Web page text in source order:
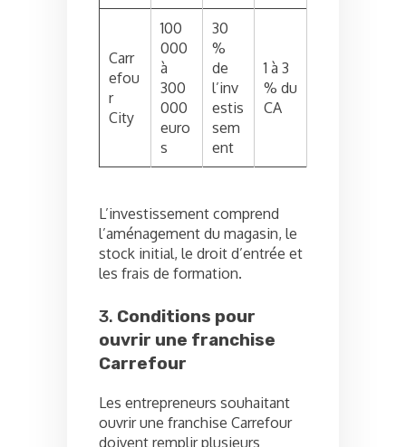
Carr
efou
r
City
100
000
à
300
000
euro
s
30
%
de
l’inv
estis
sem
ent
1 à 3
% du
CA
L’investissement comprend
l’aménagement du magasin, le
stock initial, le droit d’entrée et
les frais de formation.
3. Conditions pour
ouvrir une franchise
Carrefour
Les entrepreneurs souhaitant
ouvrir une franchise Carrefour
doivent remplir plusieurs